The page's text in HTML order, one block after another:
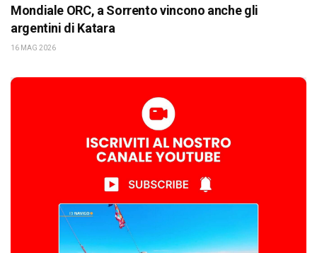
Mondiale ORC, a Sorrento vincono anche gli
argentini di Katara
16 MAG 2026